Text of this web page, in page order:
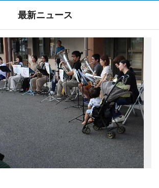
最新ニュース